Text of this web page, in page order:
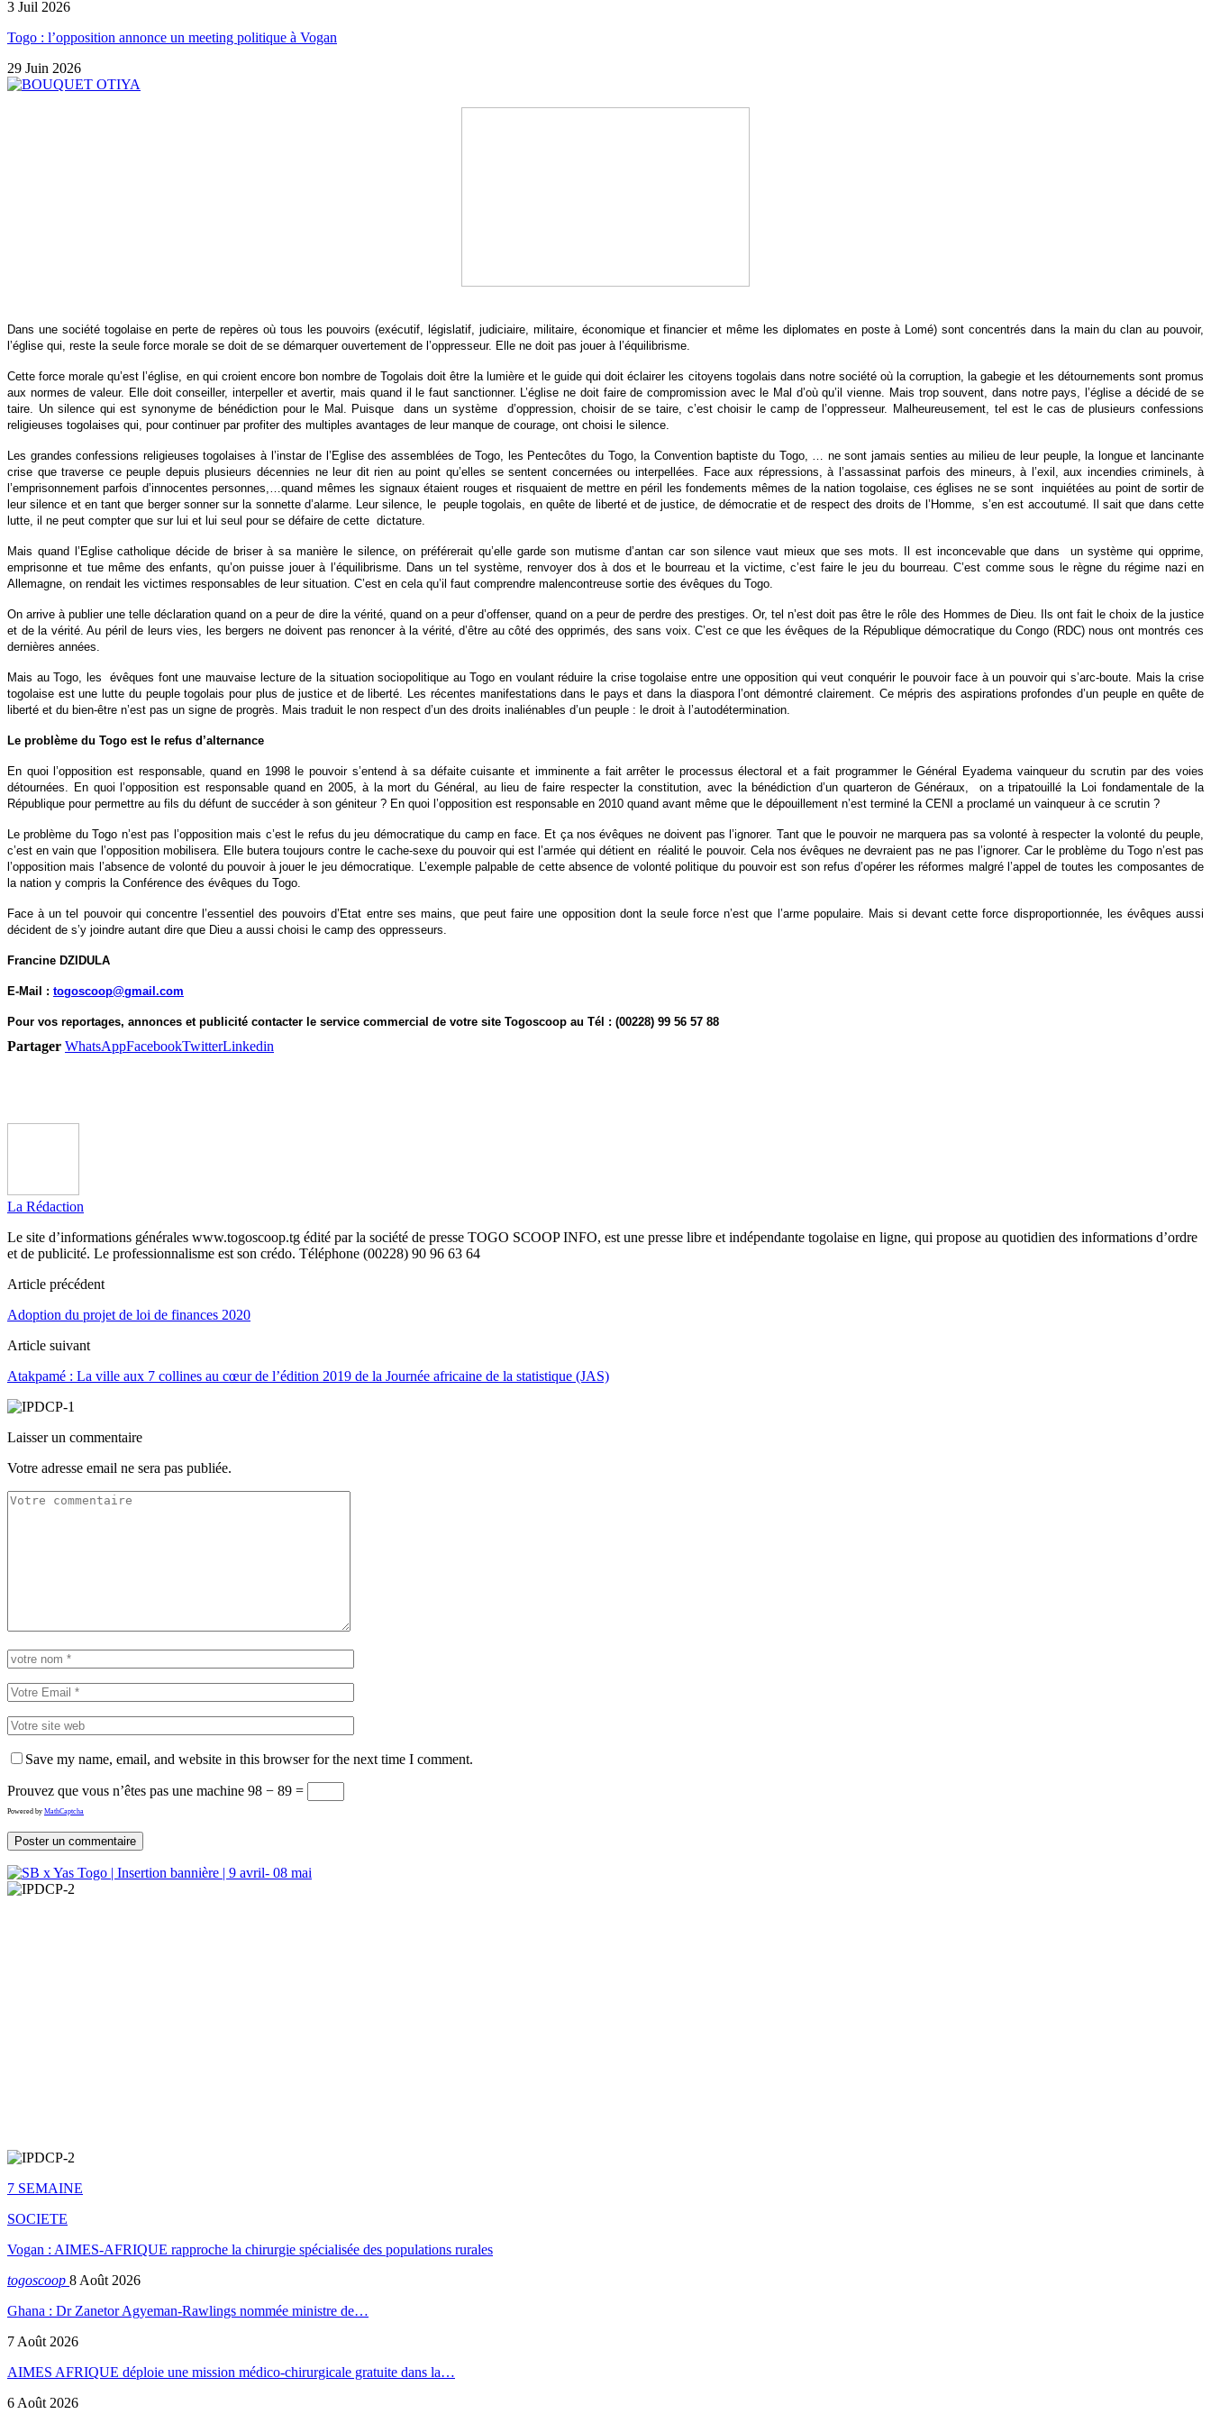
3 Juil 2026
Togo : l’opposition annonce un meeting politique à Vogan
29 Juin 2026
Dans une société togolaise en perte de repères où tous les pouvoirs (exécutif, législatif, judiciaire, militaire, économique et financier et même les diplomates en poste à Lomé) sont concentrés dans la main du clan au pouvoir,
l’église qui, reste la seule force morale se doit de se démarquer ouvertement de l’oppresseur. Elle ne doit pas jouer à l’équilibrisme.
Cette force morale qu’est l’église, en qui croient encore bon nombre de Togolais doit être la lumière et le guide qui doit éclairer les citoyens togolais dans notre société où la corruption, la gabegie et les détournements sont promus
aux normes de valeur. Elle doit conseiller, interpeller et avertir, mais quand il le faut sanctionner. L’église ne doit faire de compromission avec le Mal d’où qu’il vienne. Mais trop souvent, dans notre pays, l’église a décidé de se
taire. Un silence qui est synonyme de bénédiction pour le Mal. Puisque
dans un système
d’oppression, choisir de se taire, c’est choisir le camp de l’oppresseur. Malheureusement, tel est le cas de plusieurs confessions
religieuses togolaises qui, pour continuer par profiter des multiples avantages de leur manque de courage, ont choisi le silence.
Les grandes confessions religieuses togolaises à l’instar de l’Eglise des assemblées de Togo, les Pentecôtes du Togo, la Convention baptiste du Togo, … ne sont jamais senties au milieu de leur peuple, la longue et lancinante
crise que traverse ce peuple depuis plusieurs décennies ne leur dit rien au point qu’elles se sentent concernées ou interpellées. Face aux répressions, à l’assassinat parfois des mineurs, à l’exil, aux incendies criminels, à
l’emprisonnement parfois d’innocentes personnes,…quand mêmes les signaux étaient rouges et risquaient de mettre en péril les fondements mêmes de la nation togolaise, ces églises ne se sont inquiétées au point de sortir de
leur silence et en tant que berger sonner sur la sonnette d’alarme. Leur silence, le peuple togolais, en quête de liberté et de justice, de démocratie et de respect des droits de l’Homme,
s’en est accoutumé. Il sait que dans cette
lutte, il ne peut compter que sur lui et lui seul pour se défaire de cette dictature.
Mais quand l’Eglise catholique décide de briser à sa manière le silence, on préférerait qu’elle garde son mutisme d’antan car son silence vaut mieux que ses mots. Il est inconcevable que dans
un système qui opprime,
emprisonne et tue même des enfants, qu’on puisse jouer à l’équilibrisme. Dans un tel système, renvoyer dos à dos et le bourreau et la victime, c’est faire le jeu du bourreau. C’est comme sous le règne du régime nazi en
Allemagne, on rendait les victimes responsables de leur situation. C’est en cela qu’il faut comprendre malencontreuse sortie des évêques du Togo.
On arrive à publier une telle déclaration quand on a peur de dire la vérité, quand on a peur d’offenser, quand on a peur de perdre des prestiges. Or, tel n’est doit pas être le rôle des Hommes de Dieu. Ils ont fait le choix de la justice
et de la vérité. Au péril de leurs vies, les bergers ne doivent pas renoncer à la vérité, d’être au côté des opprimés, des sans voix. C’est ce que les évêques de la République démocratique du Congo (RDC) nous ont montrés ces
dernières années.
Mais au Togo, les
évêques font une mauvaise lecture de la situation sociopolitique au Togo en voulant réduire la crise togolaise entre une opposition qui veut conquérir le pouvoir face à un pouvoir qui s’arc-boute. Mais la crise
togolaise est une lutte du peuple togolais pour plus de justice et de liberté. Les récentes manifestations dans le pays et dans la diaspora l’ont démontré clairement. Ce mépris des aspirations profondes d’un peuple en quête de
liberté et du bien-être n’est pas un signe de progrès. Mais traduit le non respect d’un des droits inaliénables d’un peuple : le droit à l’autodétermination.
Le problème du Togo est le refus d’alternance
En quoi l’opposition est responsable, quand en 1998 le pouvoir s’entend à sa défaite cuisante et imminente a fait arrêter le processus électoral et a fait programmer le Général Eyadema vainqueur du scrutin par des voies
détournées. En quoi l’opposition est responsable quand en 2005, à la mort du Général, au lieu de faire respecter la constitution, avec la bénédiction d’un quarteron de Généraux,
on a tripatouillé la Loi fondamentale de la
République pour permettre au fils du défunt de succéder à son géniteur ? En quoi l’opposition est responsable en 2010 quand avant même que le dépouillement n’est terminé la CENI a proclamé un vainqueur à ce scrutin ?
Le problème du Togo n’est pas l’opposition mais c’est le refus du jeu démocratique du camp en face. Et ça nos évêques ne doivent pas l’ignorer. Tant que le pouvoir ne marquera pas sa volonté à respecter la volonté du peuple,
c’est en vain que l’opposition mobilisera. Elle butera toujours contre le cache-sexe du pouvoir qui est l’armée qui détient en réalité le pouvoir. Cela nos évêques ne devraient pas ne pas l’ignorer. Car le problème du Togo n’est pas
l’opposition mais l’absence de volonté du pouvoir à jouer le jeu démocratique. L’exemple palpable de cette absence de volonté politique du pouvoir est son refus d’opérer les réformes malgré l’appel de toutes les composantes de
la nation y compris la Conférence des évêques du Togo.
Face à un tel pouvoir qui concentre l’essentiel des pouvoirs d’Etat entre ses mains, que peut faire une opposition dont la seule force n’est que l’arme populaire. Mais si devant cette force disproportionnée, les évêques aussi
décident de s’y joindre autant dire que Dieu a aussi choisi le camp des oppresseurs.
Francine DZIDULA
E-Mail : togoscoop@gmail.com
Pour vos reportages, annonces et publicité contacter le service commercial de votre site Togoscoop au Tél : (00228) 99 56 57 88
Partager WhatsAppFacebookTwitterLinkedin
La Rédaction
Le site d’informations générales www.togoscoop.tg édité par la société de presse TOGO SCOOP INFO, est une presse libre et indépendante togolaise en ligne, qui propose au quotidien des informations d’ordre
et de publicité. Le professionnalisme est son crédo. Téléphone (00228) 90 96 63 64
Article précédent
Adoption du projet de loi de finances 2020
Article suivant
Atakpamé : La ville aux 7 collines au cœur de l’édition 2019 de la Journée africaine de la statistique (JAS)
Laisser un commentaire
Votre adresse email ne sera pas publiée.
Save my name, email, and website in this browser for the next time I comment.
Prouvez que vous n’êtes pas une machine 98 − 89 =
Powered by MathCaptcha
7 SEMAINE
SOCIETE
Vogan : AIMES-AFRIQUE rapproche la chirurgie spécialisée des populations rurales
togoscoop 8 Août 2026
Ghana : Dr Zanetor Agyeman-Rawlings nommée ministre de…
7 Août 2026
AIMES AFRIQUE déploie une mission médico-chirurgicale gratuite dans la…
6 Août 2026